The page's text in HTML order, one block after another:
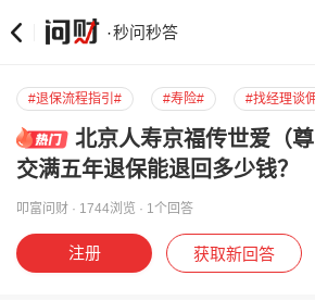
·秒问秒答
#退保流程指引# #寿险# #找经理谈
北京人寿京福传世爱（
交满五年退保能退回多少钱？
叩富问财 · 1744浏览 · 1个回答
注册 获取新回答